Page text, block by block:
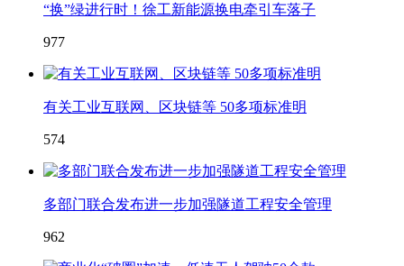
“换”绿进行时！徐工新能源换电牵引车落子
977
有关工业互联网、区块链等 50多项标准明
574
多部门联合发布进一步加强隧道工程安全管理
962